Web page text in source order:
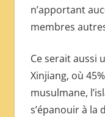
n’apportant
membres
Ce serait aussi
Xinjiang, où
musulmane,
s’épanouir à la